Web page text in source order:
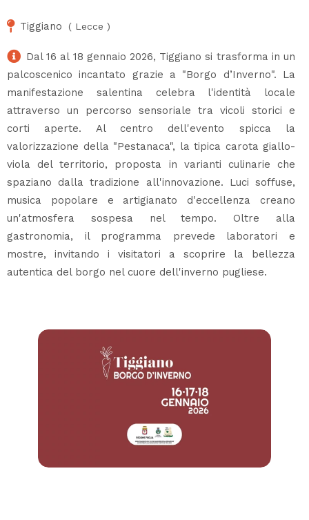
Tiggiano ( Lecce )
Dal 16 al 18 gennaio 2026, Tiggiano si trasforma in un
palcoscenico incantato grazie a "Borgo d’Inverno". La
manifestazione salentina celebra l'identità locale
attraverso un percorso sensoriale tra vicoli storici e
corti aperte. Al centro dell'evento spicca la
valorizzazione della "Pestanaca", la tipica carota giallo-
viola del territorio, proposta in varianti culinarie che
spaziano dalla tradizione all'innovazione. Luci soffuse,
musica popolare e artigianato d'eccellenza creano
un'atmosfera sospesa nel tempo. Oltre alla
gastronomia, il programma prevede laboratori e
mostre, invitando i visitatori a scoprire la bellezza
autentica del borgo nel cuore dell'inverno pugliese.